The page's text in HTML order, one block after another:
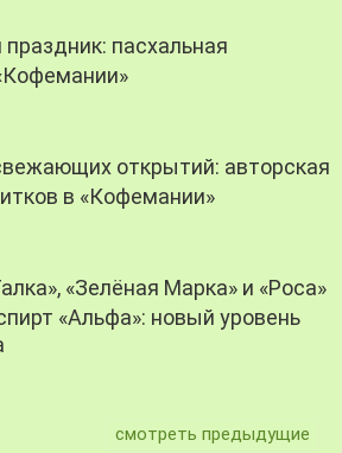
пасхальная
открытий: авторская
в «Кофемании»
«Зелёная Марка» и «Роса»
«Альфа»: новый уровень
смотреть предыдущие